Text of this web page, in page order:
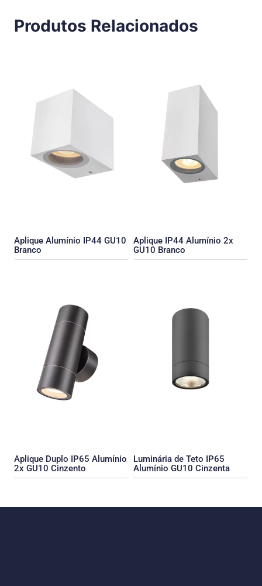
Produtos Relacionados
Aplique Alumínio IP44 GU10
Branco
Aplique IP44 Alumínio 2x
GU10 Branco
Aplique Duplo IP65 Alumínio
2x GU10 Cinzento
Luminária de Teto IP65
Alumínio GU10 Cinzenta